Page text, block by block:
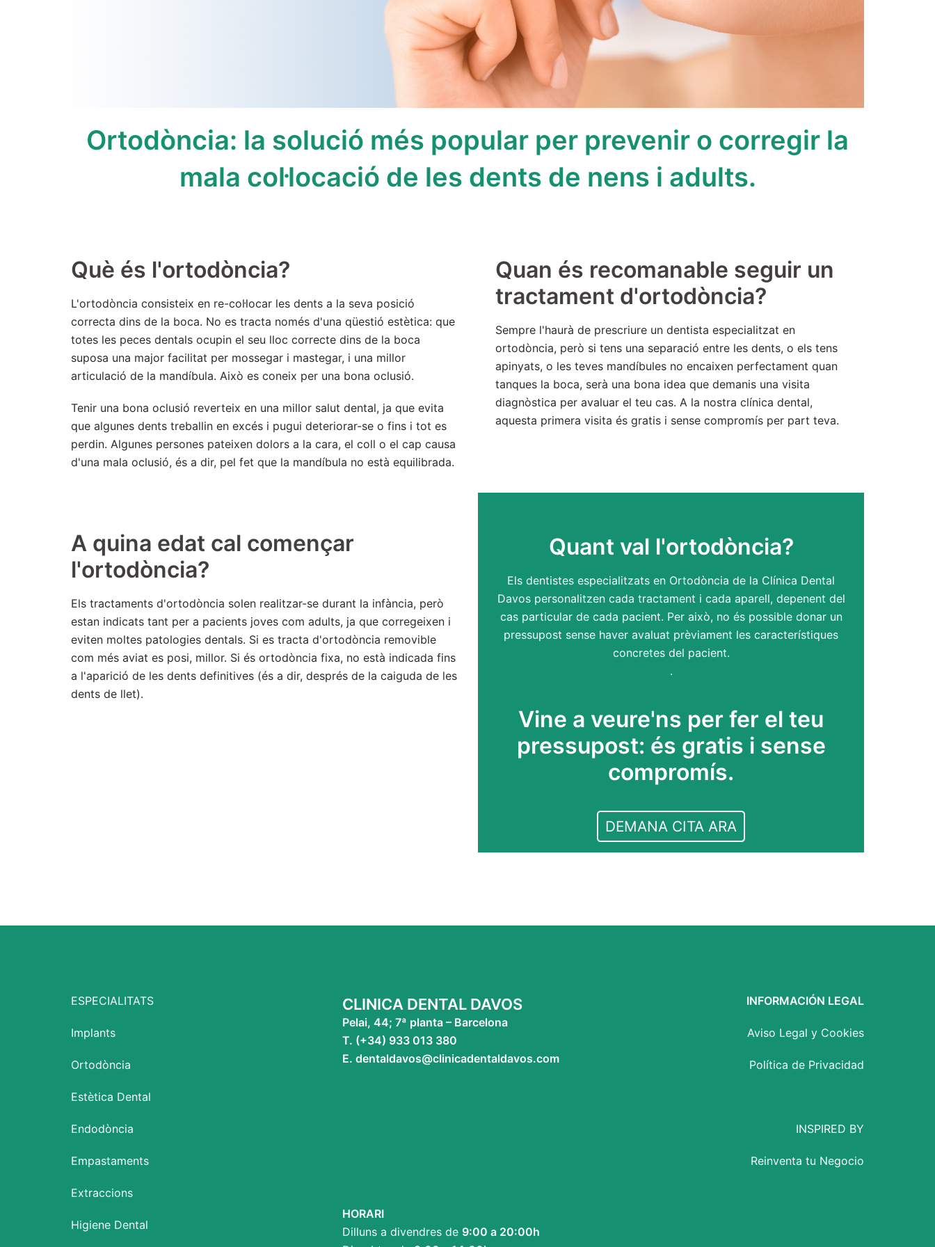
Ortodòncia: la solució més popular per prevenir o corregir la
mala col·locació de les dents de nens i adults.
Què és l'ortodòncia?
L'ortodòncia consisteix en re-col·locar les dents a la seva posició
correcta dins de la boca. No es tracta només d'una qüestió estètica: que
totes les peces dentals ocupin el seu lloc correcte dins de la boca
suposa una major facilitat per mossegar i mastegar, i una millor
articulació de la mandíbula. Això es coneix per una bona oclusió.
Tenir una bona oclusió reverteix en una millor salut dental, ja que evita
que algunes dents treballin en excés i pugui deteriorar-se o fins i tot es
perdin. Algunes persones pateixen dolors a la cara, el coll o el cap causa
d'una mala oclusió, és a dir, pel fet que la mandíbula no està equilibrada.
A quina edat cal començar
l'ortodòncia?
Els tractaments d'ortodòncia solen realitzar-se durant la infància, però
estan indicats tant per a pacients joves com adults, ja que corregeixen i
eviten moltes patologies dentals. Si es tracta d'ortodòncia removible
com més aviat es posi, millor. Si és ortodòncia fixa, no està indicada fins
a l'aparició de les dents definitives (és a dir, després de la caiguda de les
dents de llet).
Quan és recomanable seguir un
tractament d'ortodòncia?
Sempre l'haurà de prescriure un dentista especialitzat en
ortodòncia, però si tens una separació entre les dents, o els tens
apinyats, o les teves mandíbules no encaixen perfectament quan
tanques la boca, serà una bona idea que demanis una visita
diagnòstica per avaluar el teu cas. A la nostra clínica dental,
aquesta primera visita és gratis i sense compromís per part teva.
Quant val l'ortodòncia?
Els dentistes especialitzats en Ortodòncia de la Clínica Dental
Davos personalitzen cada tractament i cada aparell, depenent del
cas particular de cada pacient. Per això, no és possible donar un
pressupost sense haver avaluat prèviament les característiques
concretes del pacient.
.
Vine a veure'ns per fer el teu
pressupost: és gratis i sense
compromís.
DEMANA CITA ARA
ESPECIALITATS
Implants
Ortodòncia
Estètica Dental
Endodòncia
Empastaments
Extraccions
Higiene Dental
CLINICA DENTAL DAVOS
Pelai, 44; 7ª planta – Barcelona
T. (+34) 933 013 380
E. dentaldavos@clinicadentaldavos.com
HORARI
Dilluns a divendres de 9:00 a 20:00h
INFORMACIÓN LEGAL
Aviso Legal y Cookies
Política de Privacidad
INSPIRED BY
Reinventa tu Negocio